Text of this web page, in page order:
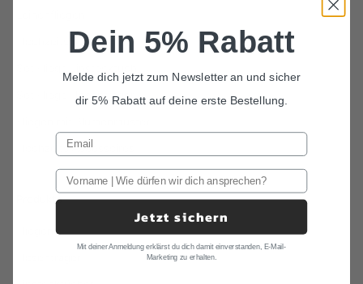
Hochzeitsfliegen
Set Fliege Hosenträger
Hochzeits Accessoires
Produkte
Dein 5% Rabatt
Melde dich jetzt zum Newsletter an und sicher
dir 5% Rabatt auf deine erste Bestellung.
Jetzt sichern
Mit deiner Anmeldung erklärst du dich damit einverstanden, E-Mail-
Marketing zu erhalten.